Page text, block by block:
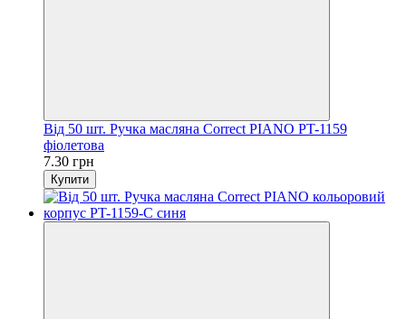
Від 50 шт. Ручка масляна Correct PIANO PT-1159
фіолетова
7.30 грн
Купити